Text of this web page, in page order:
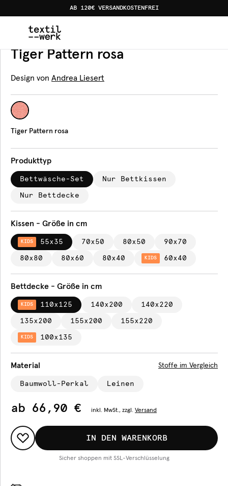
AB 120€ VERSANDKOSTENFREI
Produkte Bettwäsche Tiger Pattern rosa
Bettwäsche
Tiger Pattern rosa
Design von Andrea Liesert
Tiger Pattern rosa
Produkttyp
Bettwäsche-Set Nur Bettkissen
Nur Bettdecke
Kissen - Größe in cm
KIDS 55x35 70x50 80x50 90x70
80x80 80x60 80x40 KIDS 60x40
Bettdecke - Größe in cm
KIDS 110x125 140x200 140x220
135x200 155x200 155x220
KIDS 100x135
Material Stoffe im Vergleich
Baumwoll-Perkal Leinen
ab 66,90 € inkl. MwSt., zzgl. Versand
IN DEN WARENKORB
Sicher shoppen mit SSL-Verschlüsselung